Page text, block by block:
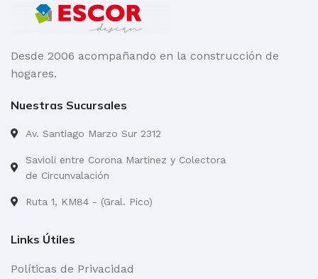
Desde 2006 acompañando en la construcción de
hogares.
Nuestras Sucursales
Av. Santiago Marzo Sur 2312
Savioli entre Corona Martinez y Colectora
de Circunvalación
Ruta 1, KM84 - (Gral. Pico)
Links Útiles
Políticas de Privacidad